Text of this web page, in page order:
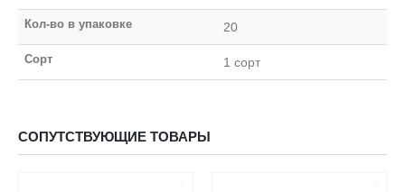
Кол-во в упаковке 20
Сорт 1 сорт
СОПУТСТВУЮЩИЕ ТОВАРЫ